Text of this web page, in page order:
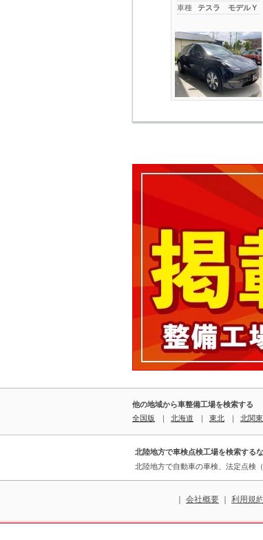
車種 テスラ モデルＹ
他の地域から車整備工場を検索する
全国版
｜ 北海道 ｜ 東北 ｜ 北関東
北陸地方で車検点検工場を検索する
北陸地方で自動車の車検、法定点検
会社概要 利用規